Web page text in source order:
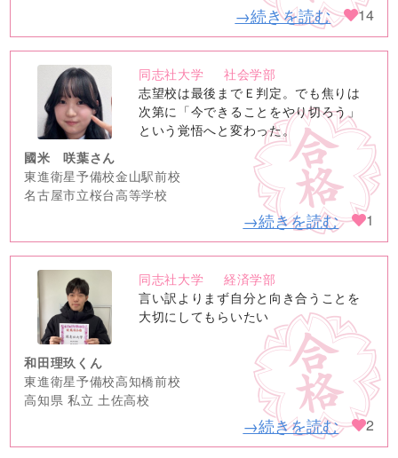
→続きを読む 14
no
image
同志社大学
社会学部
志望校は最後までＥ判定。でも焦りは
次第に「今できることをやり切ろう」
という覚悟へと変わった。
國米 咲葉さん
東進衛星予備校金山駅前校
名古屋市立桜台高等学校
→続きを読む 1
no
image
同志社大学
経済学部
言い訳よりまず自分と向き合うことを
大切にしてもらいたい
和田理玖くん
東進衛星予備校高知橋前校
高知県 私立 土佐高校
→続きを読む 2